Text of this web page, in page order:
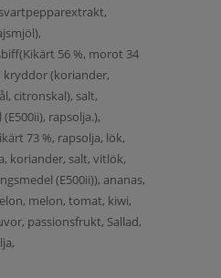
56 %, morot 34
kryddor (koriander,
citronskal), salt,
rapsolja.),
73 %, rapsolja, lök,
koriander, salt, vitlök,
(E500ii)), ananas,
melon, tomat, kiwi,
passionsfrukt, Sallad,